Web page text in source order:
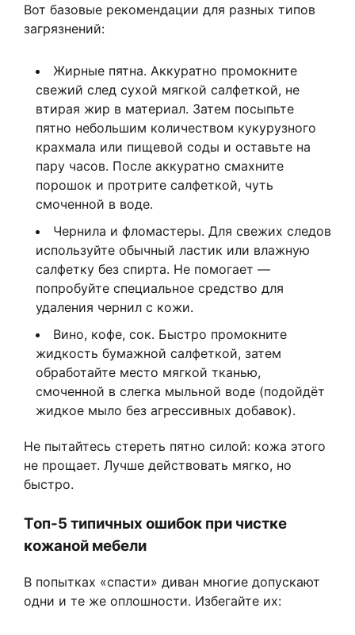
Вот базовые рекомендации для разных типов
загрязнений:
Жирные пятна. Аккуратно промокните
свежий след сухой мягкой салфеткой, не
втирая жир в материал. Затем посыпьте
пятно небольшим количеством кукурузного
крахмала или пищевой соды и оставьте на
пару часов. После аккуратно смахните
порошок и протрите салфеткой, чуть
смоченной в воде.
Чернила и фломастеры. Для свежих следов
используйте обычный ластик или влажную
салфетку без спирта. Не помогает —
попробуйте специальное средство для
удаления чернил с кожи.
Вино, кофе, сок. Быстро промокните
жидкость бумажной салфеткой, затем
обработайте место мягкой тканью,
смоченной в слегка мыльной воде (подойдёт
жидкое мыло без агрессивных добавок).
Не пытайтесь стереть пятно силой: кожа этого
не прощает. Лучше действовать мягко, но
быстро.
Топ-5 типичных ошибок при чистке
кожаной мебели
В попытках «спасти» диван многие допускают
одни и те же оплошности. Избегайте их: